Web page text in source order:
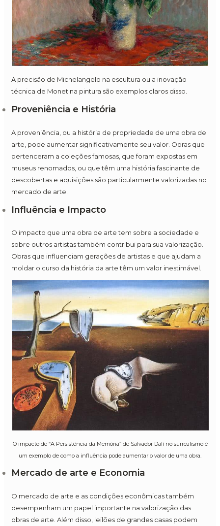
A precisão de Michelangelo na escultura ou a inovação
técnica de Monet na pintura são exemplos claros disso.
Proveniência e História
A proveniência, ou a história de propriedade de uma obra de
arte, pode aumentar significativamente seu valor. Obras que
pertenceram a coleções famosas, que foram expostas em
museus renomados, ou que têm uma história fascinante de
descobertas e aquisições são particularmente valorizadas no
mercado de arte.
Influência e Impacto
O impacto que uma obra de arte tem sobre a sociedade e
sobre outros artistas também contribui para sua valorização.
Obras que influenciam gerações de artistas e que ajudam a
moldar o curso da história da arte têm um valor inestimável.
O impacto de “A Persistência da Memória” de Salvador Dalí no surrealismo é
um exemplo de como a influência pode aumentar o valor de uma obra.
Mercado de arte e Economia
O mercado de arte e as condições econômicas também
desempenham um papel importante na valorização das
obras de arte. Além disso, leilões de grandes casas podem